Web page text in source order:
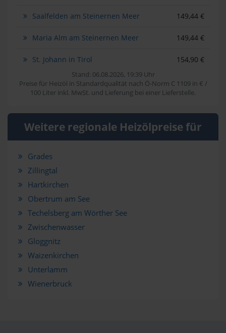
Saalfelden am Steinernen Meer 149,44 €
Maria Alm am Steinernen Meer 149,44 €
St. Johann in Tirol 154,90 €
Stand: 06.08.2026, 19:39 Uhr
Preise für Heizöl in Standardqualität nach Ö-Norm C 1109 in € /
100 Liter inkl. MwSt. und Lieferung bei einer Lieferstelle.
Weitere regionale Heizölpreise für
Grades
Zillingtal
Hartkirchen
Obertrum am See
Techelsberg am Wörther See
Zwischenwasser
Gloggnitz
Waizenkirchen
Unterlamm
Wienerbruck